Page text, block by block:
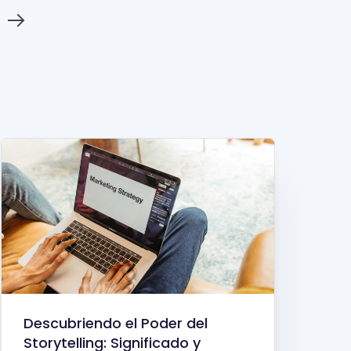
Descubriendo el Poder del
Storytelling: Significado y